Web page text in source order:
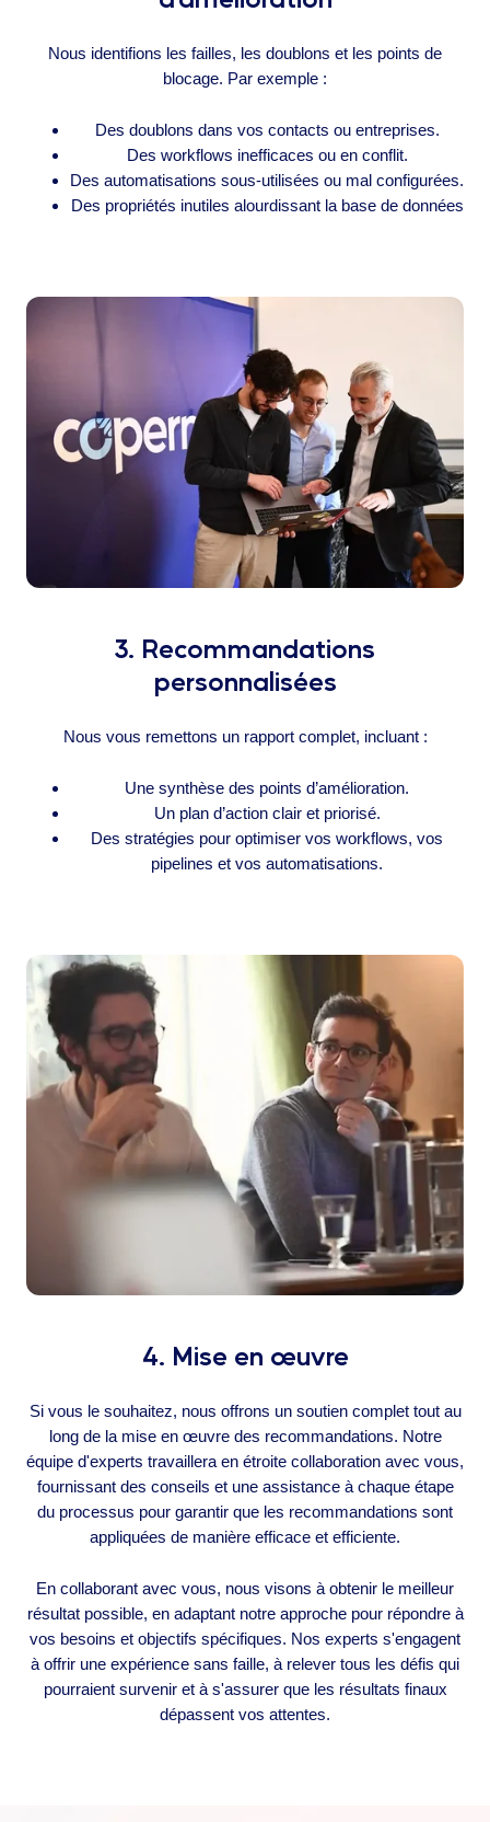
Nous identifions les failles, les doublons et les points de
blocage. Par exemple :
Des doublons dans vos contacts ou entreprises.
Des workflows inefficaces ou en conflit.
Des automatisations sous-utilisées ou mal configurées.
Des propriétés inutiles alourdissant la base de données
3. Recommandations
personnalisées
Nous vous remettons un rapport complet, incluant :
Une synthèse des points d’amélioration.
Un plan d’action clair et priorisé.
Des stratégies pour optimiser vos workflows, vos
pipelines et vos automatisations.
4. Mise en œuvre
Si vous le souhaitez, nous offrons un soutien complet tout au
long de la mise en œuvre des recommandations. Notre
équipe d'experts travaillera en étroite collaboration avec vous,
fournissant des conseils et une assistance à chaque étape
du processus pour garantir que les recommandations sont
appliquées de manière efficace et efficiente.
En collaborant avec vous, nous visons à obtenir le meilleur
résultat possible, en adaptant notre approche pour répondre à
vos besoins et objectifs spécifiques. Nos experts s'engagent
à offrir une expérience sans faille, à relever tous les défis qui
pourraient survenir et à s'assurer que les résultats finaux
dépassent vos attentes.